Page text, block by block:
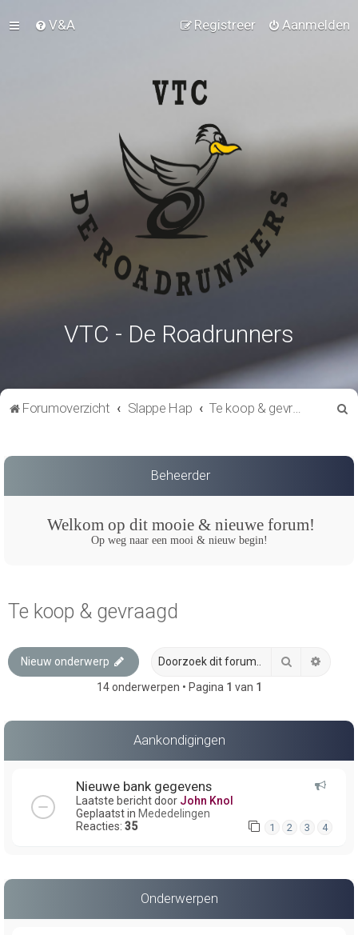
V&A Aanmelden
Registreer
VTC - De Roadrunners
Forumoverzicht Slappe Hap Te koop & gevraagd
Beheerder
Welkom op dit mooie & nieuwe forum!
Op weg naar een mooi & nieuw begin!
Te koop & gevraagd
Nieuw onderwerp Zoek
14 onderwerpen • Pagina 1 van 1
Aankondigingen
Nieuwe bank gegevens
Laatste bericht door John Knol
Geplaatst in Mededelingen
Reacties: 35 1 2 3 4
Onderwerpen